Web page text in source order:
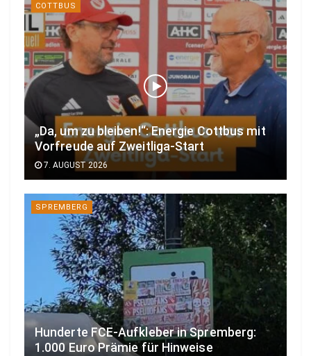
COTTBUS
„Da, um zu bleiben!“: Energie Cottbus mit
Vorfreude auf Zweitliga-Start
7. AUGUST 2026
SPREMBERG
Hunderte FCE-Aufkleber in Spremberg:
1.000 Euro Prämie für Hinweise